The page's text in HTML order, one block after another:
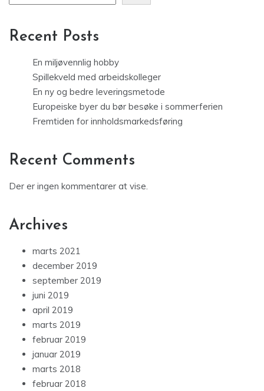
Recent Posts
En miljøvennlig hobby
Spillekveld med arbeidskolleger
En ny og bedre leveringsmetode
Europeiske byer du bør besøke i sommerferien
Fremtiden for innholdsmarkedsføring
Recent Comments
Der er ingen kommentarer at vise.
Archives
marts 2021
december 2019
september 2019
juni 2019
april 2019
marts 2019
februar 2019
januar 2019
marts 2018
februar 2018